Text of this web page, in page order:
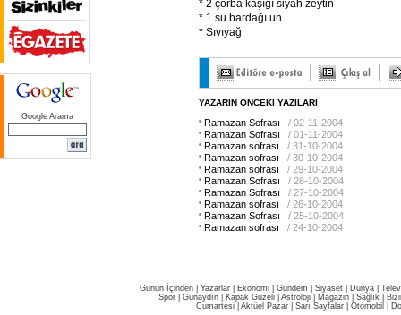
Google Arama
* 2 çorba kaşığı siyah zeytin
* 1 su bardağı un
* Sıvıyağ
YAZARIN ÖNCEKİ YAZILARI
Ramazan Sofrası
/ 02-11-2004
Ramazan Sofrası
/ 01-11-2004
Ramazan sofrası
/ 31-10-2004
Ramazan sofrası
/ 30-10-2004
Ramazan sofrası
/ 29-10-2004
Ramazan Sofrası
/ 28-10-2004
Ramazan Sofrası
/ 27-10-2004
Ramazan sofrası
/ 26-10-2004
Ramazan Sofrası
/ 25-10-2004
Ramazan sofrası
/ 24-10-2004
Günün İçinden Yazarlar Ekonomi Gündem Siyaset Dünya |
Spor
Günaydın Kapak Güzeli Astroloji Magazin Sağlık
Cumartesi| Aktüel Pazar| Sarı Sayfalar| Otomobil